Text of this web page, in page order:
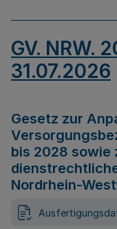
GV. NRW.
31.07.2026
Gesetz zur
bis 2028 sowie
Nordrhein-